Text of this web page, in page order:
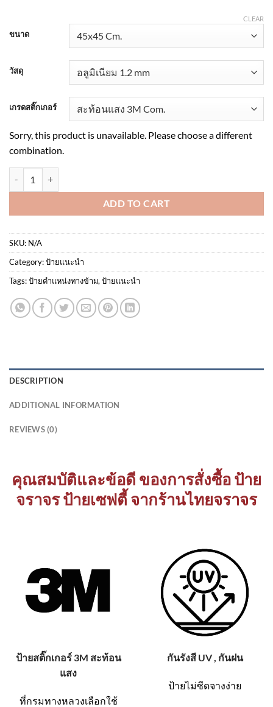
ขนาด
วัสดุ
เกรดสติ๊กเกอร์
CLEAR
Sorry, this product is unavailable. Please choose a different
combination.
ADD TO CART
SKU: N/A
Category:ป้ายแนะนำ
Tags:ป้ายตำแหน่งทางข้าม, ป้ายแนะนำ
DESCRIPTION
ADDITIONAL INFORMATION
REVIEWS (0)
คุณสมบัติและข้อดี ของการสั่งซื้อ ป้าย
จราจร ป้ายเซฟตี้ จากร้านไทยจราจร
ป้ายสติ๊กเกอร์ 3M สะท้อน
แสง
ที่กรมทางหลวงเลือกใช้
กันรังสี UV , กันฝน
ป้ายไม่ซีดจางง่าย